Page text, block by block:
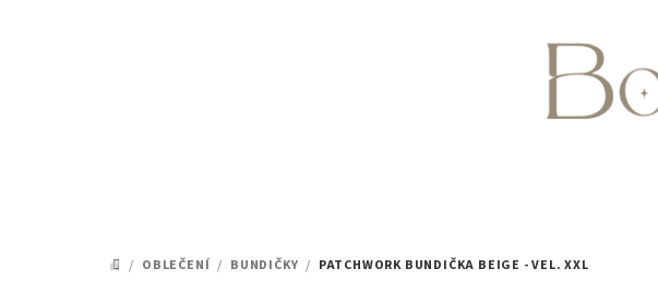
DOMŮ
/ OBLEČENÍ / BUNDIČKY / PATCHWORK BUNDIČKA BEIGE - VEL. XXL